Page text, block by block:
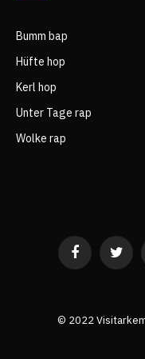
Bumm bap
Hüfte hop
Kerl hop
Unter Tage rap
Wolke rap
FacebookTwitter
©️ 2022